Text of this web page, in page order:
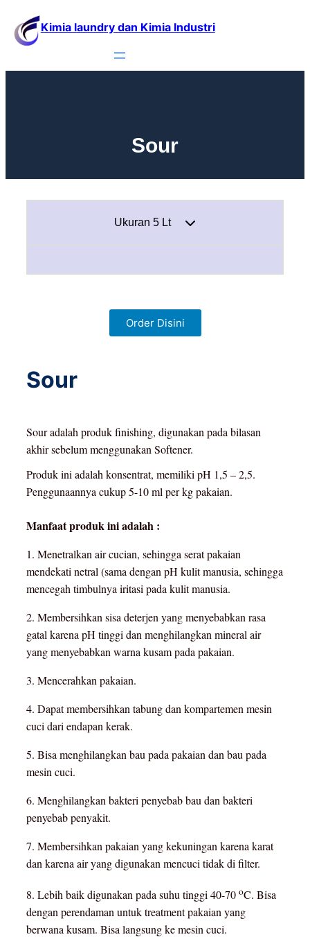
Kimia laundry dan Kimia Industri
Sour
Ukuran 5 Lt
Order Disini
Sour
Sour adalah produk finishing, digunakan pada bilasan
akhir sebelum menggunakan Softener.
Produk ini adalah konsentrat, memiliki pH 1,5 – 2,5.
Penggunaannya cukup 5-10 ml per kg pakaian.
Manfaat produk ini adalah :
1. Menetralkan air cucian, sehingga serat pakaian
mendekati netral (sama dengan pH kulit manusia, sehingga
mencegah timbulnya iritasi pada kulit manusia.
2. Membersihkan sisa deterjen yang menyebabkan rasa
gatal karena pH tinggi dan menghilangkan mineral air
yang menyebabkan warna kusam pada pakaian.
3. Mencerahkan pakaian.
4. Dapat membersihkan tabung dan kompartemen mesin
cuci dari endapan kerak.
5. Bisa menghilangkan bau pada pakaian dan bau pada
mesin cuci.
6. Menghilangkan bakteri penyebab bau dan bakteri
penyebab penyakit.
7. Membersihkan pakaian yang kekuningan karena karat
dan karena air yang digunakan mencuci tidak di filter.
8. Lebih baik digunakan pada suhu tinggi 40-70 oC. Bisa
dengan perendaman untuk treatment pakaian yang
berwana kusam. Bisa langsung ke mesin cuci.